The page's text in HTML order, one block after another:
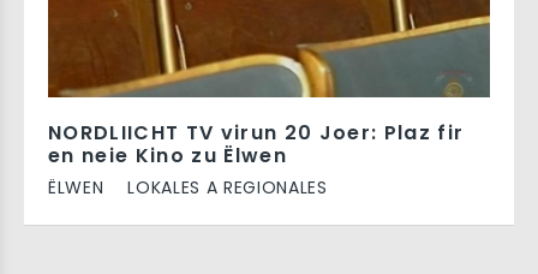
NORDLIICHT TV virun 20 Joer: Plaz fir
en neie Kino zu Ëlwen
ËLWEN LOKALES A REGIONALES